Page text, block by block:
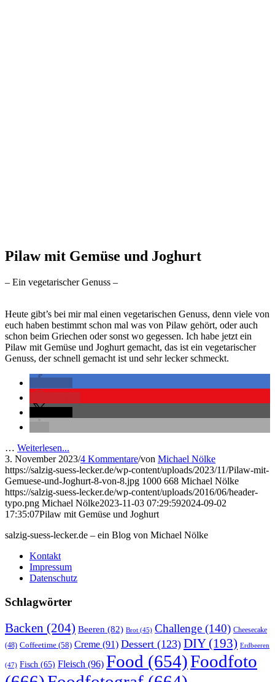
Pilaw mit Gemüse und Joghurt
– Ein vegetarischer Genuss –
Heute gibt’s bei mir mal einen vegetarischen Genuss, denn viele von
euch haben bestimmt schon mal was von Pilaw gehört, oder auch
schon beim Griechen oder sonst wo gegessen. Ich habe jetzt ein
Pilaw mit Gemüse und Joghurt gemacht, das ist ein vegetarischer
Genuss, der schnell gemacht ist und sehr lecker schmeckt.
… Weiterlesen...
3. November 2023/4 Kommentare/von Michael Nölke
https://salzig-suess-lecker.de/wp-content/uploads/2023/11/Pilaw-mit-
Gemuese-und-Joghurt-8-von-8.jpg 1000 668 Michael Nölke
https://salzig-suess-lecker.de/wp-content/uploads/2016/06/header-
typo.png Michael Nölke2023-11-03 07:29:592024-09-02
17:35:07Pilaw mit Gemüse und Joghurt
salzig-suess-lecker.de – ein Blog von Michael Nölke
Kontakt
Impressum
Datenschutz
Schlagwörter
Backen (204) Beeren (82) Brot (45) Challenge (140) Cheesecake
(48) Coffeetime (58) Creme (91) Dessert (123) DIY(193) Erdbeeren
(47) Fisch (65) Fleisch (96) Food (654)Foodfoto